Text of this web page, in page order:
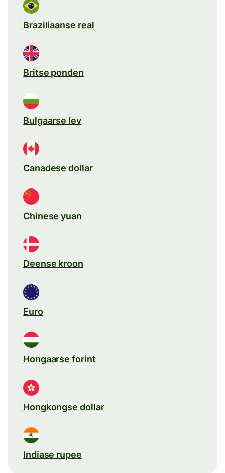
Braziliaanse real
Britse ponden
Bulgaarse lev
Canadese dollar
Chinese yuan
Deense kroon
Euro
Hongaarse forint
Hongkongse dollar
Indiase rupee